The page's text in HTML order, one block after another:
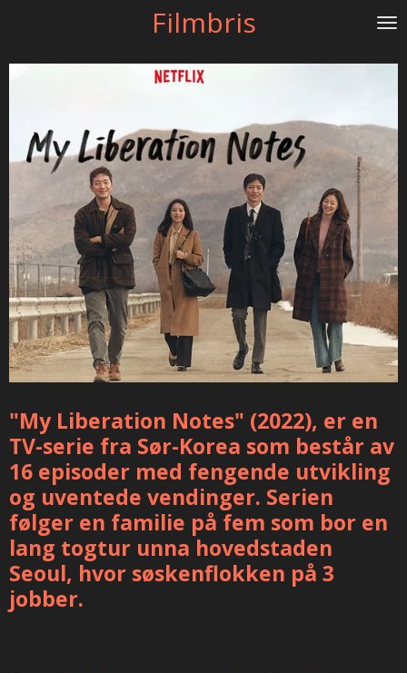
hovedinnhold
Filmbris
"My Liberation Notes" (2022), er en
TV-serie fra Sør-Korea som består av
16 episoder med fengende utvikling
og uventede vendinger. Serien
følger en familie på fem som bor en
lang togtur unna hovedstaden
Seoul, hvor søskenflokken på 3
jobber.